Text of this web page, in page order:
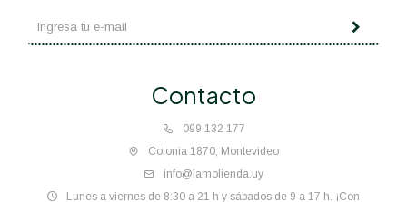
Contacto
099 132 177
Colonia 1870, Montevideo
info@lamolienda.uy
Lunes a viernes de 8:30 a 21 h y sábados de 9 a 17 h. ¡Con